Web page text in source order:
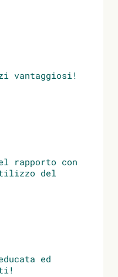
vantaggiosi!
rapporto con
del
ed